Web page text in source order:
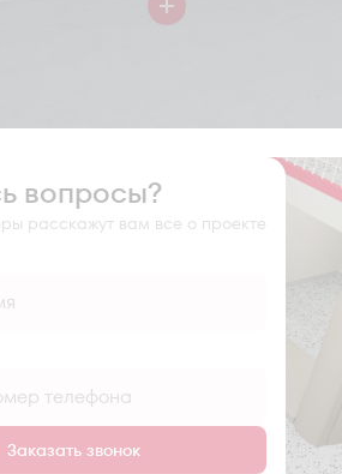
вопросы?
расскажут вам все о проекте
Заказать звонок